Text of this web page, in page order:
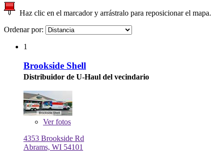
Haz clic en el marcador y arrástralo para reposicionar el mapa.
Ordenar por:
1
Brookside Shell
Distribuidor de U-Haul del vecindario
Verfotos
4353 Brookside Rd
Abrams, WI 54101